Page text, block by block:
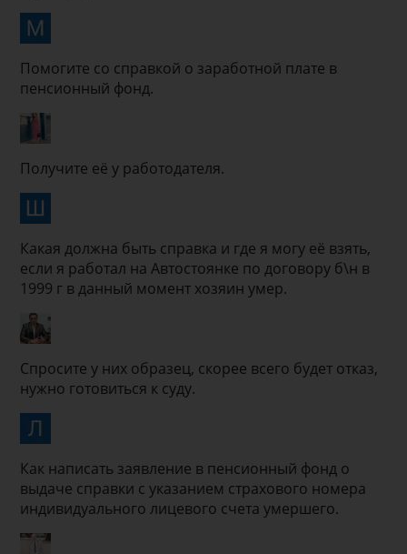
Помогите со справкой о заработной плате в
пенсионный фонд.
Получите её у работодателя.
Какая должна быть справка и где я могу её взять,
если я работал на Автостоянке по договору б\н в
1999 г в данный момент хозяин умер.
Спросите у них образец, скорее всего будет отказ,
нужно готовиться к суду.
Как написать заявление в пенсионный фонд о
выдаче справки с указанием страхового номера
индивидуального лицевого счета умершего.